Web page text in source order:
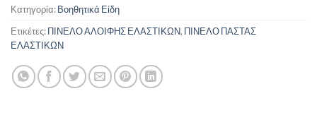
Κατηγορία:Βοηθητικά Είδη
Ετικέτες:ΠΙΝΕΛΟ ΑΛΟΙΦΗΣ ΕΛΑΣΤΙΚΩΝ, ΠΙΝΕΛΟ ΠΑΣΤΑΣ
ΕΛΑΣΤΙΚΩΝ